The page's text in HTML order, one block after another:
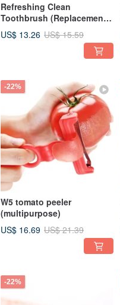
Refreshing Clean
Toothbrush (Replacement
Heads)
US$ 13.26 US$ 15.59
-22%
W5 tomato peeler
(multipurpose)
US$ 16.69 US$ 21.39
-22%